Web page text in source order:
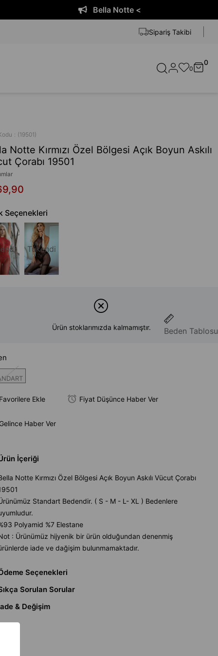
Bella Notte <
Sipariş Takibi
0
0
(19501)
Notte Kırmızı Özel Bölgesi Açık Boyun Askılı
Çorabı 19501
Seçenekleri
Tükendi
Beden Tablosu
Ürün stoklarımızda kalmamıştır.
Ekle Fiyat Düşünce Haber Ver
Haber Ver
İçeriği
Notte Kırmızı Özel Bölgesi Açık Boyun Askılı Vücut Çorabı
Standart Bedendir. ( S - M - L- XL ) Bedenlere
Polyamid %7 Elestane
: Ürünümüz hijyenik bir ürün olduğundan denenmiş
iade ve dağişim bulunmamaktadır.
Seçenekleri
Sorulan Sorular
& Değişim